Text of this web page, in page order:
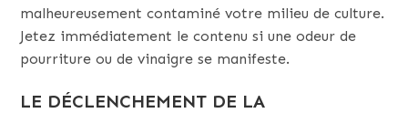
malheureusement contaminé votre milieu de culture.
Jetez immédiatement le contenu si une odeur de
pourriture ou de vinaigre se manifeste.
LE DÉCLENCHEMENT DE LA